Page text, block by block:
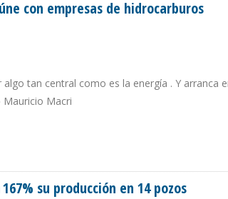
con empresas de hidrocarburos
tan central como es la energía . Y arranca
Mauricio Macri
su producción en 14 pozos